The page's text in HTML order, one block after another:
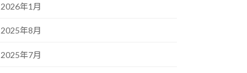
2026年1月
2025年8月
2025年7月